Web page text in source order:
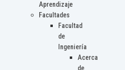
Aprendizaje
Facultades
Facultad
de
Ingeniería
Acerca
de